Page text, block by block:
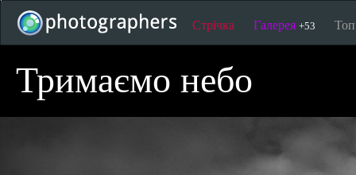
Стрічка Галерея +53
Тримаємо небо